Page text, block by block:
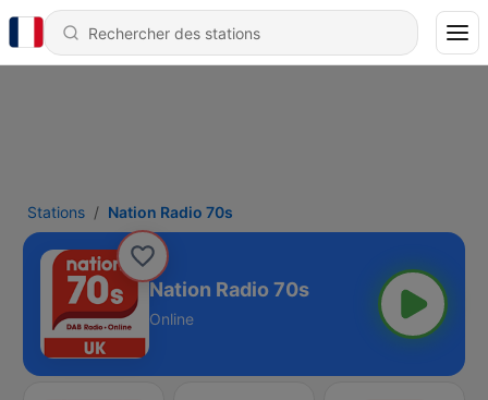
Stations Nation Radio 70s
Nation Radio 70s
Online